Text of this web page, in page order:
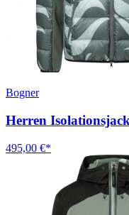
Bogner
Herren
495,00 €*